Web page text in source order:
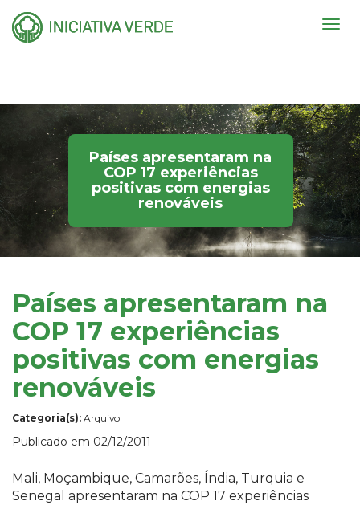
Países apresentaram na
COP 17 experiências
positivas com energias
renováveis
Países apresentaram na
COP 17 experiências
positivas com energias
renováveis
Categoria(s): Arquivo
Publicado em 02/12/2011
Mali, Moçambique, Camarões, Índia, Turquia e
Senegal apresentaram na COP 17 experiências